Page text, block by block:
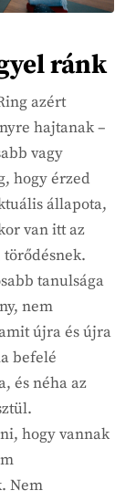
ránk
azért
hajtanak –
vagy
hogy érzed
állapota,
van itt az
tanulsága
nem
újra és újra
befelé
és néha az
hogy vannak
Nem